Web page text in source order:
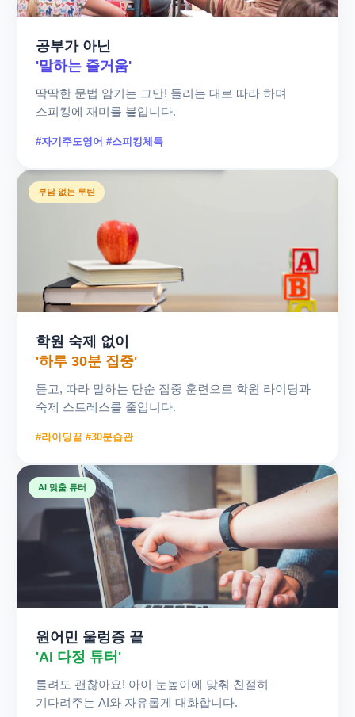
공부가 아닌
'말하는 즐거움'
딱딱한 문법 암기는 그만! 들리는 대로 따라 하며
스피킹에 재미를 붙입니다.
#자기주도영어 #스피킹체득
부담 없는 루틴
학원 숙제 없이
'하루 30분 집중'
듣고, 따라 말하는 단순 집중 훈련으로 학원 라이딩과
숙제 스트레스를 줄입니다.
#라이딩끝 #30분습관
AI 맞춤 튜터
원어민 울렁증 끝
'AI 다정 튜터'
틀려도 괜찮아요! 아이 눈높이에 맞춰 친절히
기다려주는 AI와 자유롭게 대화합니다.